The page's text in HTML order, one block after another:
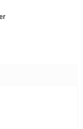
hviezdičiek.